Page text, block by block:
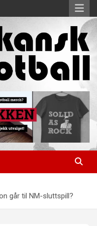
går til NM-sluttspill?